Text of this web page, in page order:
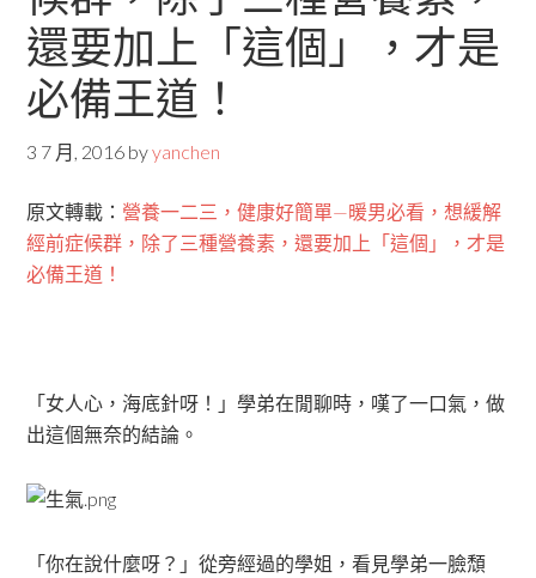
還要加上「這個」，才是
必備王道！
3 7 月, 2016 byyanchen
原文轉載： 營養一二三，健康好簡單—暖男必看，想緩解
經前症候群，除了三種營養素，還要加上「這個」，才是
必備王道！
「女人心，海底針呀！」學弟在閒聊時，嘆了一口氣，做
出這個無奈的結論。
「你在說什麼呀？」從旁經過的學姐，看見學弟一臉頹